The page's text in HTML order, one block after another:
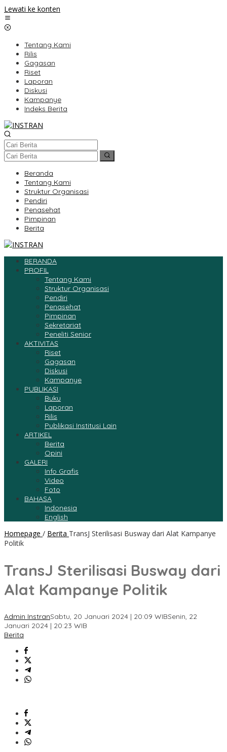
Lewati ke konten
Tentang Kami
Rilis
Gagasan
Riset
Laporan
Diskusi
Kampanye
Indeks Berita
Beranda
Tentang Kami
Struktur Organisasi
Pendiri
Penasehat
Pimpinan
Berita
BERANDA
PROFIL
Tentang Kami
Struktur Organisasi
Pendiri
Penasehat
Pimpinan
Sekretariat
Peneliti Senior
AKTIVITAS
Riset
Gagasan
Diskusi
Kampanye
PUBLIKASI
Buku
Laporan
Rilis
Publikasi Institusi Lain
ARTIKEL
Berita
Opini
GALERI
Info Grafis
Video
Foto
BAHASA
Indonesia
English
Homepage / Berita TransJ Sterilisasi Busway dari Alat Kampanye
Politik
TransJ Sterilisasi Busway dari
Alat Kampanye Politik
Admin InstranSabtu, 20 Januari 2024 | 20:09 WIBSenin, 22
Januari 2024 | 20:23 WIB
Berita